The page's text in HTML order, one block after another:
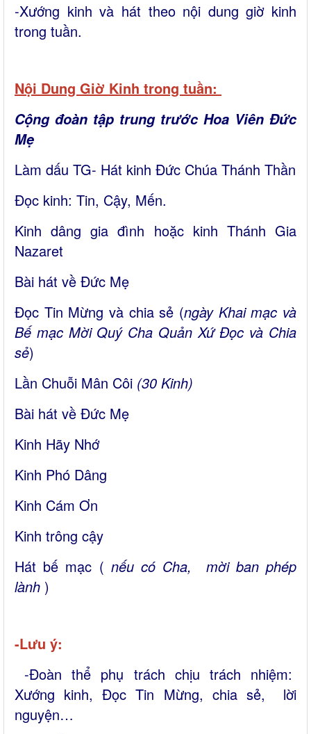
-Xướng kinh và hát theo nội dung giờ kinh
trong tuần.
Nội Dung Giờ Kinh trong tuần:
Cộng đoàn tập trung trước Hoa Viên Đức
Mẹ
Làm dấu TG- Hát kinh Đức Chúa Thánh Thần
Đọc kinh: Tin, Cậy, Mến.
Kinh dâng gia đình hoặc kinh Thánh Gia
Nazaret
Bài hát về Đức Mẹ
Đọc Tin Mừng và chia sẻ (ngày Khai mạc và
Bế mạc Mời Quý Cha Quản Xứ Đọc và Chia
sẻ)
Lần Chuỗi Mân Côi (30 Kinh)
Bài hát về Đức Mẹ
Kinh Hãy Nhớ
Kinh Phó Dâng
Kinh Cám Ơn
Kinh trông cậy
Hát bế mạc ( nếu có Cha, mời ban phép
lành )
-Lưu ý:
-Đoàn thể phụ trách chịu trách nhiệm:
Xướng kinh, Đọc Tin Mừng, chia sẻ, lời
nguyện…